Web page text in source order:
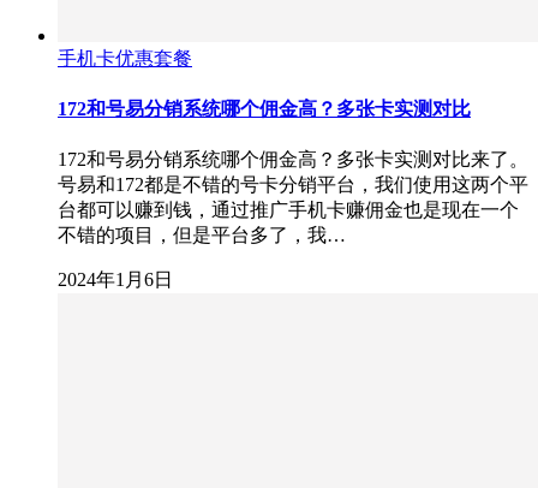
手机卡优惠套餐
172和号易分销系统哪个佣金高？多张卡实测对比
172和号易分销系统哪个佣金高？多张卡实测对比来了。
号易和172都是不错的号卡分销平台，我们使用这两个平
台都可以赚到钱，通过推广手机卡赚佣金也是现在一个
不错的项目，但是平台多了，我…
2024年1月6日